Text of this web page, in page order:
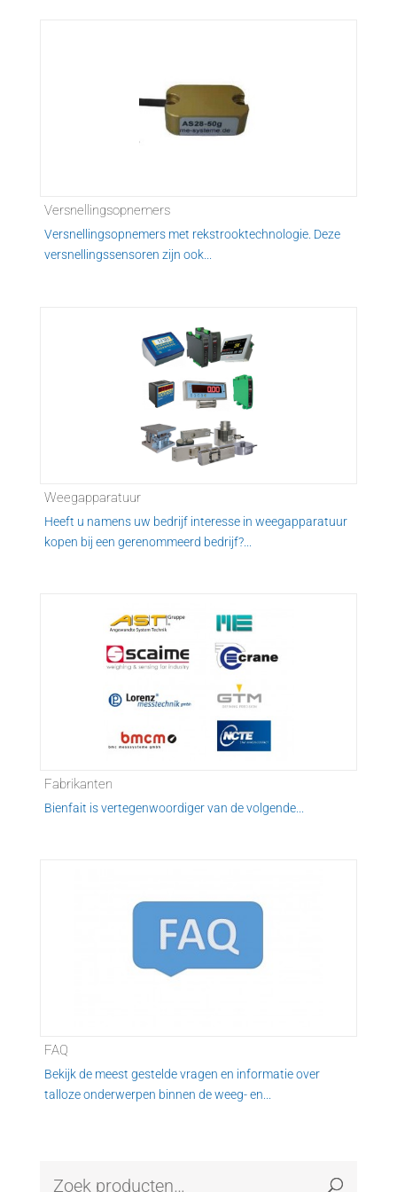
Versnellingsopnemers
Versnellingsopnemers met rekstrooktechnologie. Deze
versnellingssensoren zijn ook...
Weegapparatuur
Heeft u namens uw bedrijf interesse in weegapparatuur
kopen bij een gerenommeerd bedrijf?...
Fabrikanten
Bienfait is vertegenwoordiger van de volgende...
FAQ
Bekijk de meest gestelde vragen en informatie over
talloze onderwerpen binnen de weeg- en...